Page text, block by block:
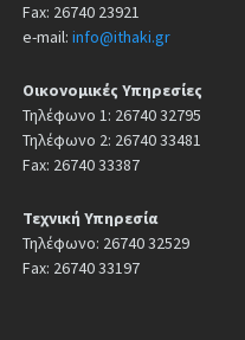
Fax: 26740 23921
e-mail:info@ithaki.gr
Οικονομικές Υπηρεσίες
Τηλέφωνο 1: 26740 32795
Τηλέφωνο 2: 26740 33481
Fax: 26740 33387
Τεχνική Υπηρεσία
Τηλέφωνο: 26740 32529
Fax: 26740 33197